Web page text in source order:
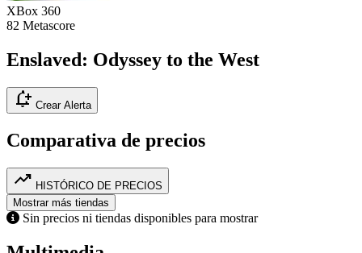
XBox 360
82 Metascore
Enslaved: Odyssey to the West
notification_add Crear Alerta
Comparativa de precios
trending_up HISTÓRICO DE PRECIOS
Mostrar más tiendas
Sin precios ni tiendas disponibles para mostrar